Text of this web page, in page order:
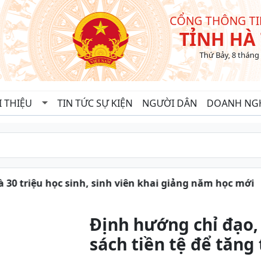
CỔNG THÔNG
TỈNH HÀ
Thứ Bảy, 8 tháng
THIỆU TIN TỨC SỰ KIỆN NGƯỜI DÂN DOANH
30 triệu học sinh, sinh viên khai giảng năm học mới
Định hướng chỉ
sách tiền tệ để tăng